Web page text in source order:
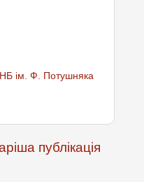
ім. Ф. Потушняка
публікація